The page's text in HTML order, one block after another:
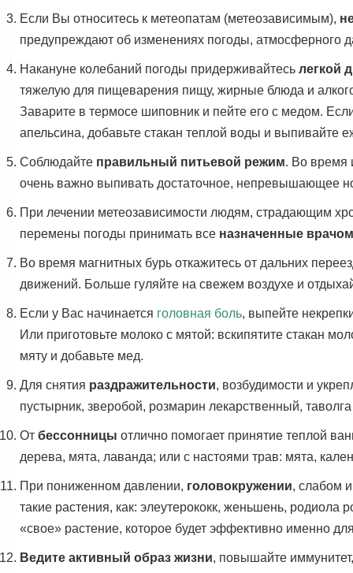
Если Вы относитесь к метеопатам (метеозависимым),
предупреждают об изменениях погоды, атмосферного
Накануне колебаний погоды придерживайтесь легкой
тяжелую для пищеварения пищу, жирные блюда и
Заварите в термосе шиповник и пейте его с медом.
апельсина, добавьте стакан теплой воды и выпивайте
Соблюдайте правильный питьевой режим. Во время
очень важно выпивать достаточное, непревышающее
При лечении метеозависимости людям, страдающим
перемены погоды принимать все назначенные
Во время магнитных бурь откажитесь от дальних
движений. Больше гуляйте на свежем воздухе и
Если у Вас начинается головная боль, выпейте
Или приготовьте молоко с мятой: вскипятите стакан
мяту и добавьте мед.
Для снятия раздражительности, возбудимости и
пустырник, зверобой, розмарин лекарственный,
От бессонницы отлично помогает принятие теплой
дерева, мята, лаванда; или с настоями трав: мята,
При пониженном давлении, головокружении, слабом
такие растения, как: элеутерококк, женьшень,
«свое» растение, которое будет эффективно именно
Ведите активный образ жизни, повышайте